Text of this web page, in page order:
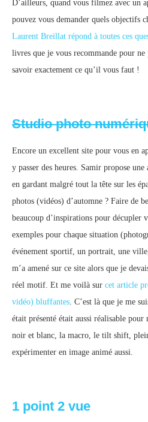
D’ailleurs, quand vous filmez avec un
pouvez vous demander quels objectifs
Laurent Breillat répond à toutes ces
livres que je vous recommande pour
savoir exactement ce qu’il vous faut !
Studio photo
Encore un excellent site pour vous en
y passer des heures. Samir propose
en gardant malgré tout la tête sur les
photos (vidéos) d’automne ? Faire de
beaucoup d’inspirations pour décupler
exemples pour chaque situation
événement sportif, un portrait, une
m’a amené sur ce site alors que je
réel motif. Et me voilà sur cet article
vidéo) bluffantes. C’est là que je me
était présenté était aussi réalisable pour
noir et blanc, la macro, le tilt shift,
expérimenter en image animé aussi.
1 point 2 vue